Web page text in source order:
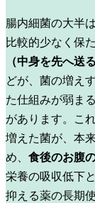
腸内細菌の大半は
比較的少なく保
（中身を先へ送
どが、菌の増え
た仕組みが弱ま
があります。こ
増えた菌が、本
め、 食後のお腹
栄養の吸収低下
抑える薬の長期